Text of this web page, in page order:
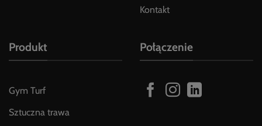
Kontakt
Produkt
Gym Turf
Sztuczna trawa
Połączenie